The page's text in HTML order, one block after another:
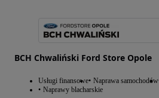
BCH Chwaliński Ford Store Opole
Usługi finansowe Naprawa samochodów
Naprawy blacharskie